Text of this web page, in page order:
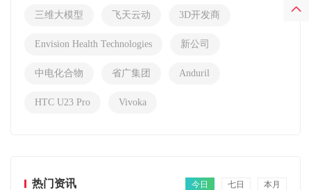
三维大模型 飞天云动 3D开发商
Envision Health Technologies 新公司
中电化合物 省广集团 Anduril
HTC U23 Pro Vivoka
热门资讯 今日 七日 本月